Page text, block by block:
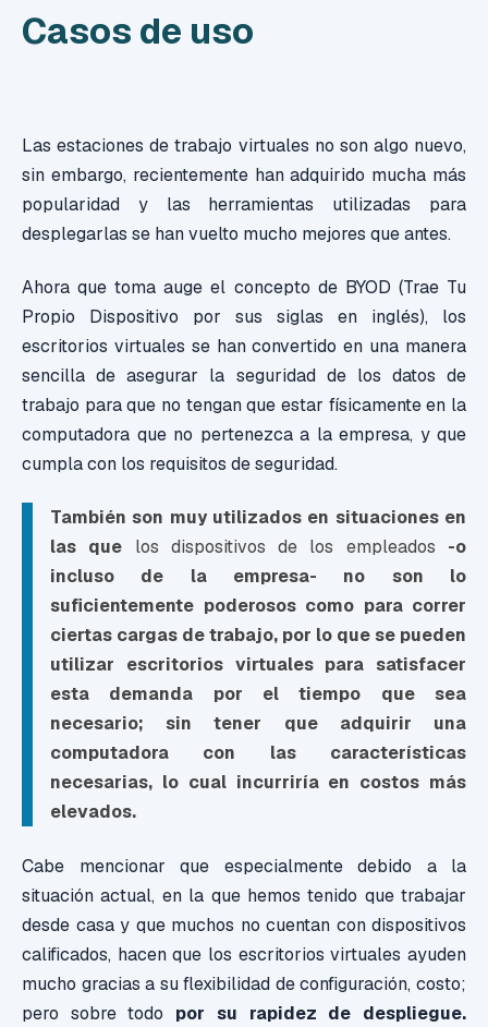
Casos de uso
Las estaciones de trabajo virtuales no son algo nuevo,
sin embargo, recientemente han adquirido mucha más
popularidad y las herramientas utilizadas para
desplegarlas se han vuelto mucho mejores que antes.
Ahora que toma auge el concepto de BYOD (Trae Tu
Propio Dispositivo por sus siglas en inglés), los
escritorios virtuales se han convertido en una manera
sencilla de asegurar la seguridad de los datos de
trabajo para que no tengan que estar físicamente en la
computadora que no pertenezca a la empresa, y que
cumpla con los requisitos de seguridad.
También son muy utilizados en situaciones en
las que los dispositivos de los empleados -o
incluso de la empresa- no son lo
suficientemente poderosos como para correr
ciertas cargas de trabajo, por lo quese pueden
utilizar escritorios virtuales para satisfacer
esta demanda por el tiempo que sea
necesario; sin tener que adquirir una
computadora con las características
necesarias, lo cual incurriría en costos más
elevados.
Cabe mencionar que especialmente debido a la
situación actual, en la que hemos tenido que trabajar
desde casa y que muchos no cuentan con dispositivos
calificados, hacen que los escritorios virtuales ayuden
mucho gracias a su flexibilidad de configuración, costo;
pero sobre todo por su rapidez de despliegue.